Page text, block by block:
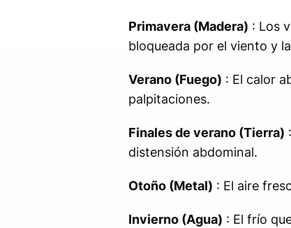
Primavera (Madera) : Los
bloqueada por el viento y
Verano (Fuego) : El calor
palpitaciones.
Finales de verano (Tierra)
distensión abdominal.
Otoño (Metal) : El aire
Invierno (Agua) : El frío